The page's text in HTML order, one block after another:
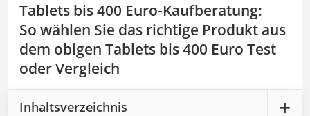
Tablets bis 400 Euro-Kaufberatung:
So wählen Sie das richtige Produkt aus
dem obigen Tablets bis 400 Euro Test
oder Vergleich
Inhaltsverzeichnis